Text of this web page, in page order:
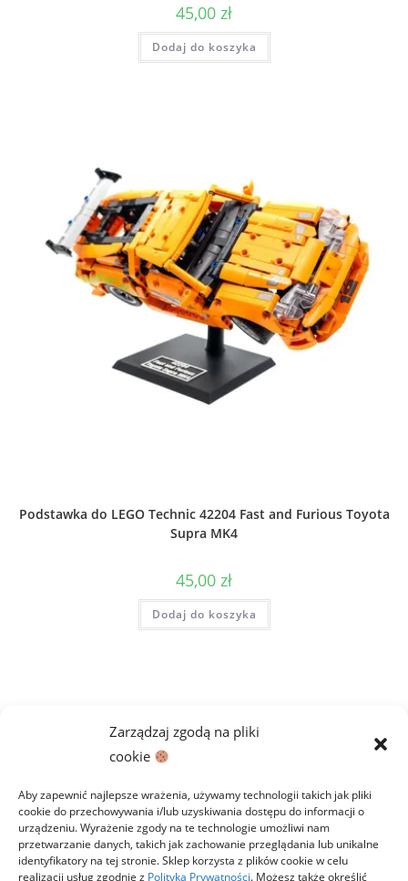
Zarządzaj zgodą na pliki
cookie
Aby zapewnić najlepsze wrażenia, używamy technologii takich jak pliki
cookie do przechowywania i/lub uzyskiwania dostępu do informacji o
urządzeniu. Wyrażenie zgody na te technologie umożliwi nam
przetwarzanie danych, takich jak zachowanie przeglądania lub unikalne
identyfikatory na tej stronie. Sklep korzysta z plików cookie w celu
realizacji usług zgodnie z Polityką Prywatności. Możesz także określić
45,00 zł
Dodaj do koszyka
Podstawka do LEGO Technic 42204 Fast and Furious Toyota
Supra MK4
45,00 zł
Dodaj do koszyka